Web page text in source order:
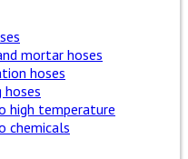
mortar hoses
hoses
hoses
high temperature
chemicals